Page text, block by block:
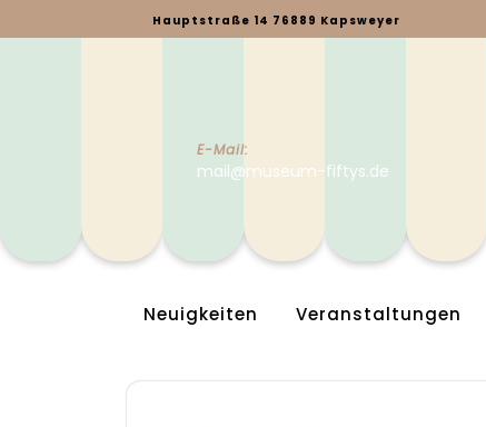
to
Hauptstraße 14 76889 Kapsweyer
E-Mail:
mail@museum-fiftys.de
Neuigkeiten Veranstaltungen